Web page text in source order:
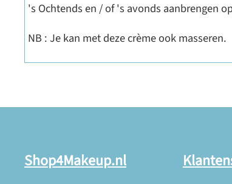
's Ochtends en / of 's avonds aanbrengen
NB : Je kan met deze crème ook masseren.
Shop4Makeup.nl